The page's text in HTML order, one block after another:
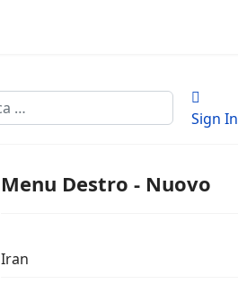
Sign In
Menu Destro - Nuovo
Iran